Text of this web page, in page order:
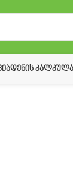
ᲓᲔᲜᲘᲡ